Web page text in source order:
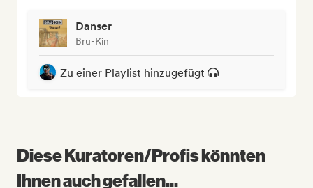
Danser
Bru-Kin
Zu einer Playlist hinzugefügt
Diese Kuratoren/Profis könnten
Ihnen auch gefallen...